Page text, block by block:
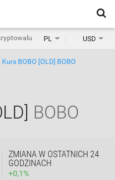
1468
PL USD
Kurs BOBO [OLD] BOBO
BOBO
ZMIANA W OSTATNICH 24
GODZINACH
+0,1%